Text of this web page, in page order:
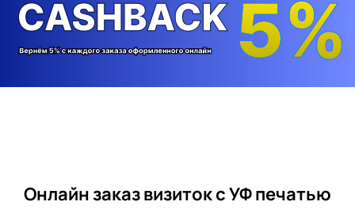
Онлайн заказ визиток с УФ печатью